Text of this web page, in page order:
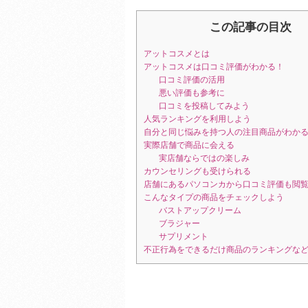
この記事の目次
アットコスメとは
アットコスメは口コミ評価がわかる！
口コミ評価の活用
悪い評価も参考に
口コミを投稿してみよう
人気ランキングを利用しよう
自分と同じ悩みを持つ人の注目商品がわかる
実際店舗で商品に会える
実店舗ならではの楽しみ
カウンセリングも受けられる
店舗にあるパソコンカから口コミ評価も閲
こんなタイプの商品をチェックしよう
バストアップクリーム
ブラジャー
サプリメント
不正行為をできるだけ商品のランキングな